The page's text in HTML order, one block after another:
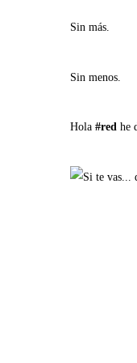
Sin más.
Sin menos.
Hola #red he